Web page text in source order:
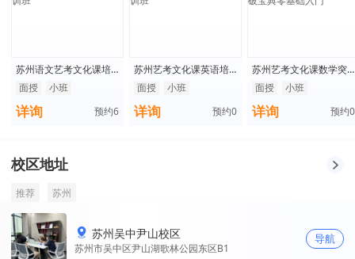
苏州语文艺考文化课培
训班
面授 小班
详询 预约6
苏州艺考文化课英语培
训班
面授 小班
详询 预约0
苏州艺考文化课数学突
破宝典零基础入门
面授 小班
详询 预约0
校区地址
推荐 苏州
苏州吴中尹山校区
苏州市吴中区尹山湖歌林公园东区B1
导航